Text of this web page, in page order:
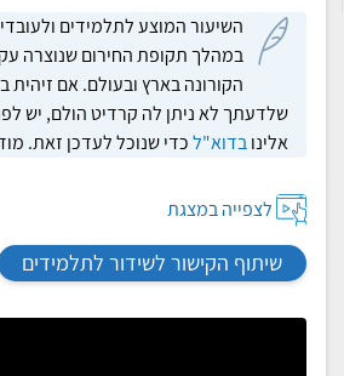
השיעור המוצע לתלמידים
במהלך תקופת החירום שנוצרה
הקורונה בארץ ובעולם. אם זיהית
שלדעתך לא ניתן לה קרדיט הולם, יש
אלינובדוא"לכדי שנוכל לעדכן זאת.
לצפייה במצגת
שיתוף הקישור לשידור לתלמידים